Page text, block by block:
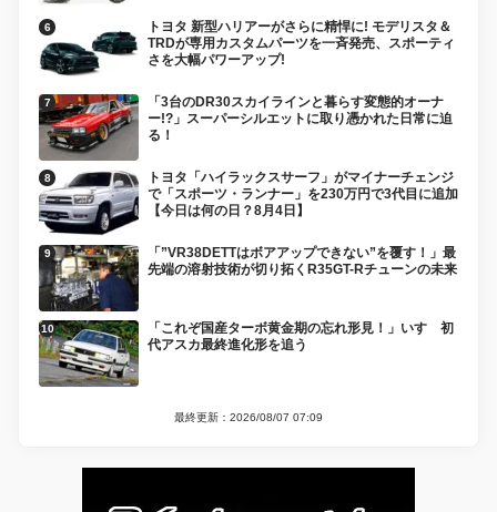
トヨタ 新型ハリアーがさらに精悍に! モデリスタ＆
TRDが専用カスタムパーツを一斉発売、スポーティ
さを大幅パワーアップ!
「3台のDR30スカイラインと暮らす変態的オーナ
ー!?」スーパーシルエットに取り憑かれた日常に迫
る！
トヨタ「ハイラックスサーフ」がマイナーチェンジ
で「スポーツ・ランナー」を230万円で3代目に追加
【今日は何の日？8月4日】
「”VR38DETTはボアアップできない”を覆す！」最
先端の溶射技術が切り拓くR35GT-Rチューンの未来
「これぞ国産ターボ黄金期の忘れ形見！」いすゞ初
代アスカ最終進化形を追う
最終更新：2026/08/07 07:09